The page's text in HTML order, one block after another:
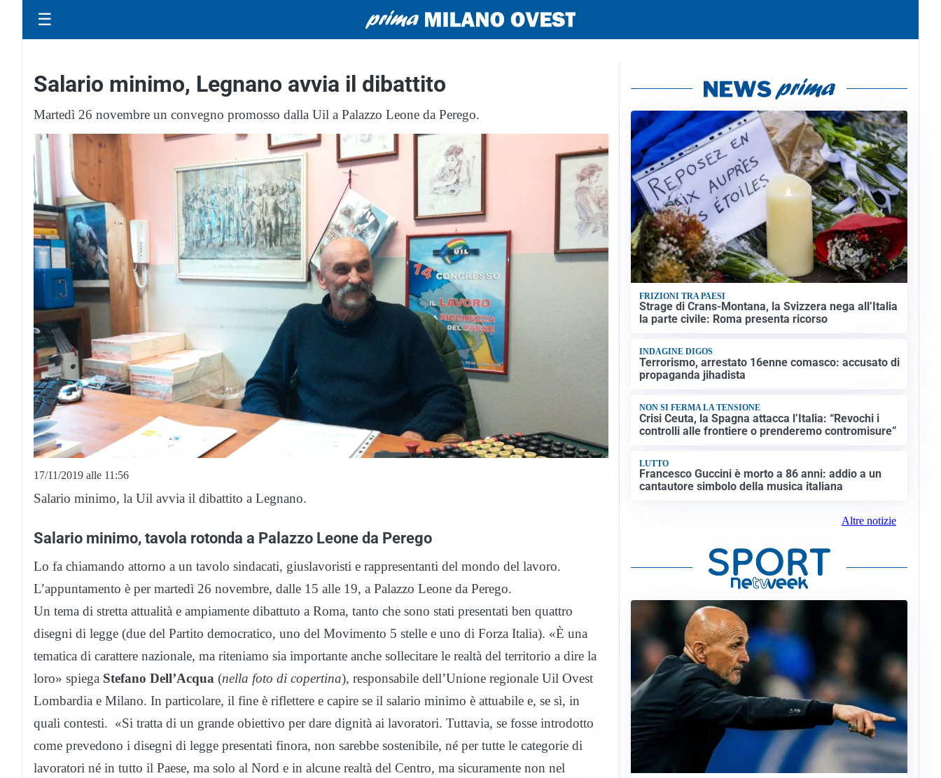
☰
Salario minimo, Legnano avvia il dibattito
Martedì 26 novembre un convegno promosso dalla Uil a Palazzo Leone da Perego.
17/11/2019 alle 11:56
Salario minimo, la Uil avvia il dibattito a Legnano.
Salario minimo, tavola rotonda a Palazzo Leone da Perego
Lo fa chiamando attorno a un tavolo sindacati, giuslavoristi e rappresentanti del mondo del lavoro.
L’appuntamento è per martedì 26 novembre, dalle 15 alle 19, a Palazzo Leone da Perego.
Un tema di stretta attualità e ampiamente dibattuto a Roma, tanto che sono stati presentati ben quattro
disegni di legge (due del Partito democratico, uno del Movimento 5 stelle e uno di Forza Italia). «È una
tematica di carattere nazionale, ma riteniamo sia importante anche sollecitare le realtà del territorio a dire la
loro» spiega Stefano Dell’Acqua (nella foto di copertina), responsabile dell’Unione regionale Uil Ovest
Lombardia e Milano. In particolare, il fine è riflettere e capire se il salario minimo è attuabile e, se sì, in
quali contesti. «Si tratta di un grande obiettivo per dare dignità ai lavoratori. Tuttavia, se fosse introdotto
come prevedono i disegni di legge presentati finora, non sarebbe sostenibile, né per tutte le categorie di
lavoratori né in tutto il Paese, ma solo al Nord e in alcune realtà del Centro, ma sicuramente non nel
FRIZIONI TRA PAESI
Strage di Crans-Montana, la Svizzera nega all’Italia
la parte civile: Roma presenta ricorso
INDAGINE DIGOS
Terrorismo, arrestato 16enne comasco: accusato di
propaganda jihadista
NON SI FERMA LA TENSIONE
Crisi Ceuta, la Spagna attacca l’Italia: “Revochi i
controlli alle frontiere o prenderemo contromisure”
LUTTO
Francesco Guccini è morto a 86 anni: addio a un
cantautore simbolo della musica italiana
Altre notizie